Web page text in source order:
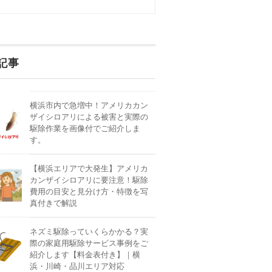
事
横浜市内で急増中！アメリカカン
ザイシロアリによる被害と実際の
駆除作業を画像付でご紹介しま
す。
【横浜エリアで大発生】アメリカ
カンザイシロアリに要注意！駆除
費用の目安と見分け方・特徴を写
真付きで解説
ネズミ駆除っていくらかかる？実
際の家庭用駆除サービス事例をご
紹介します【料金表付き】｜横
浜・川崎・品川エリア対応